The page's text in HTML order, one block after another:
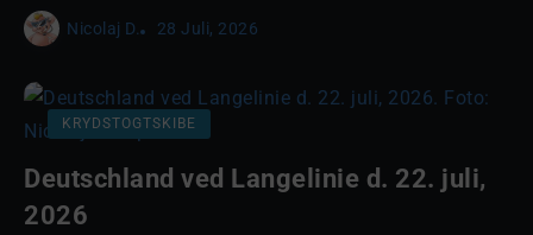
Nicolaj D. 28 Juli, 2026
KRYDSTOGTSKIBE
Deutschland ved Langelinie d. 22. juli,
2026